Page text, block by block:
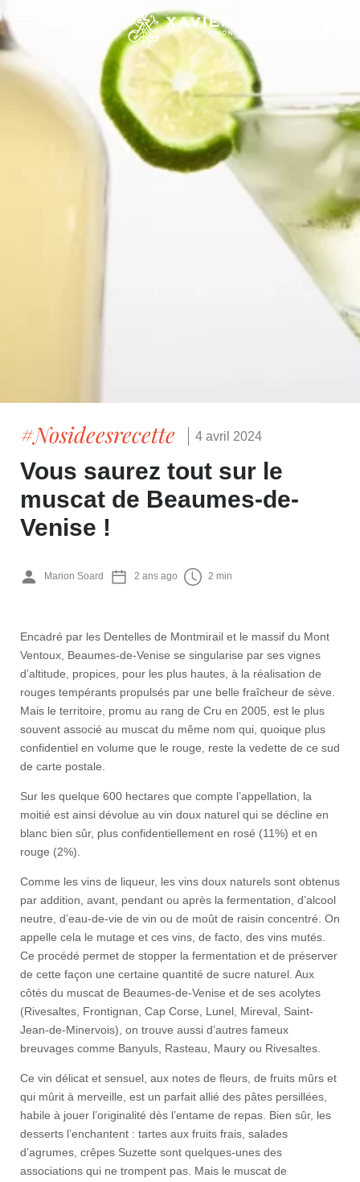
#Nosideesrecette 4 avril 2024
Vous saurez tout sur le
muscat de Beaumes-de-
Venise !
Marion Soard 2 ans ago 2 min
Encadré par les Dentelles de Montmirail et le massif du Mont
Ventoux, Beaumes-de-Venise se singularise par ses vignes
d’altitude, propices, pour les plus hautes, à la réalisation de
rouges tempérants propulsés par une belle fraîcheur de sève.
Mais le territoire, promu au rang de Cru en 2005, est le plus
souvent associé au muscat du même nom qui, quoique plus
confidentiel en volume que le rouge, reste la vedette de ce sud
de carte postale.
Sur les quelque 600 hectares que compte l’appellation, la
moitié est ainsi dévolue au vin doux naturel qui se décline en
blanc bien sûr, plus confidentiellement en rosé (11%) et en
rouge (2%).
Comme les vins de liqueur, les vins doux naturels sont obtenus
par addition, avant, pendant ou après la fermentation, d’alcool
neutre, d’eau-de-vie de vin ou de moût de raisin concentré. On
appelle cela le mutage et ces vins, de facto, des vins mutés.
Ce procédé permet de stopper la fermentation et de préserver
de cette façon une certaine quantité de sucre naturel. Aux
côtés du muscat de Beaumes-de-Venise et de ses acolytes
(Rivesaltes, Frontignan, Cap Corse, Lunel, Mireval, Saint-
Jean-de-Minervois), on trouve aussi d’autres fameux
breuvages comme Banyuls, Rasteau, Maury ou Rivesaltes.
Ce vin délicat et sensuel, aux notes de fleurs, de fruits mûrs et
qui mûrit à merveille, est un parfait allié des pâtes persillées,
habile à jouer l’originalité dès l’entame de repas. Bien sûr, les
desserts l’enchantent : tartes aux fruits frais, salades
d’agrumes, crêpes Suzette sont quelques-unes des
associations qui ne trompent pas. Mais le muscat de